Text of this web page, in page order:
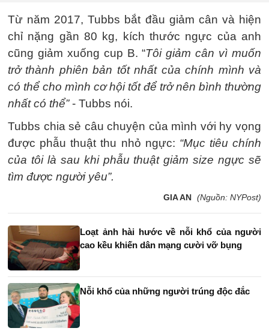
Từ năm 2017, Tubbs bắt đầu giảm cân và hiện
chỉ nặng gần 80 kg, kích thước ngực của anh
cũng giảm xuống cup B. “Tôi giảm cân vì muốn
trở thành phiên bản tốt nhất của chính mình và
có thể cho mình cơ hội tốt để trở nên bình thường
nhất có thể”- Tubbs nói.
Tubbs chia sẻ câu chuyện của mình với hy vọng
được phẫu thuật thu nhỏ ngực: “Mục tiêu chính
của tôi là sau khi phẫu thuật giảm size ngực sẽ
tìm được người yêu”.
GIA AN (Nguồn: NYPost)
Loạt ảnh hài hước về nỗi khổ của người
cao kều khiến dân mạng cười vỡ bụng
Nỗi khổ của những người trúng độc đắc